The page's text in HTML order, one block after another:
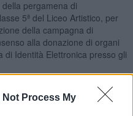
Not Process My
pergamena di
5ª del Liceo Artistico, per
della campagna di
alla donazione di organi
di Identità Elettronica presso gli
Rossi, insieme ai volontari
che hanno voluto esprimere